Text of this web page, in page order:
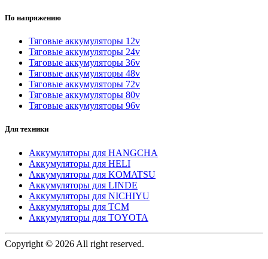
По напряжению
Тяговые аккумуляторы 12v
Тяговые аккумуляторы 24v
Тяговые аккумуляторы 36v
Тяговые аккумуляторы 48v
Тяговые аккумуляторы 72v
Тяговые аккумуляторы 80v
Тяговые аккумуляторы 96v
Для техники
Аккумуляторы для HANGCHA
Аккумуляторы для HELI
Аккумуляторы для KOMATSU
Аккумуляторы для LINDE
Аккумуляторы для NICHIYU
Аккумуляторы для TCM
Аккумуляторы для TOYOTA
Copyright © 2026 All right reserved.